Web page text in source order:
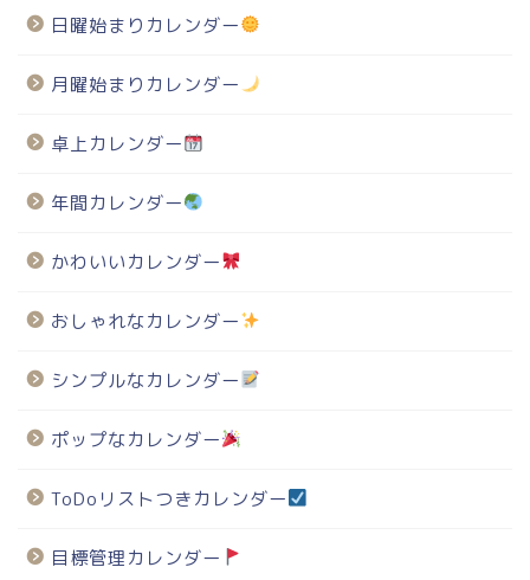
日曜始まりカレンダー
月曜始まりカレンダー
卓上カレンダー
年間カレンダー
かわいいカレンダー
おしゃれなカレンダー
シンプルなカレンダー
ポップなカレンダー
ToDoリストつきカレンダー
目標管理カレンダー